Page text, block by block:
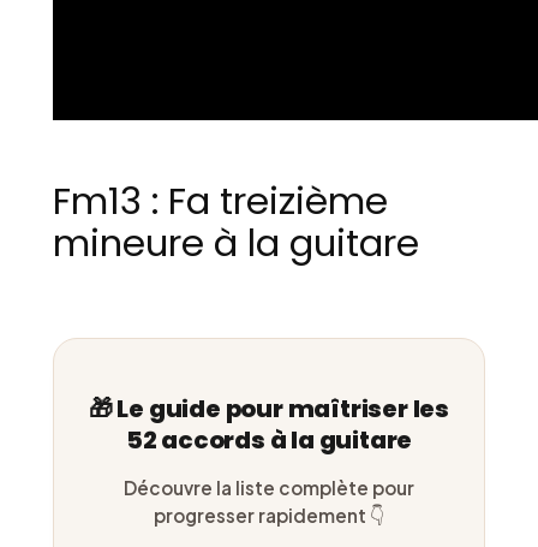
Fm13 : Fa treizième
mineure à la guitare
🎁 Le guide pour maîtriser les
52 accords à la guitare
Découvre la liste complète pour
progresser rapidement 👇